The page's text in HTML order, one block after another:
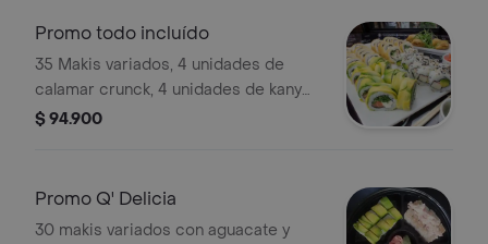
Promo todo incluído
35 Makis variados, 4 unidades de
calamar crunck, 4 unidades de kany
crunck y postre.
$ 94.900
Promo Q' Delicia
30 makis variados con aguacate y